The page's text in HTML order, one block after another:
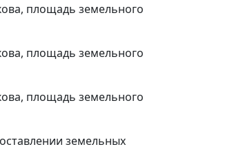
площадь земельного
площадь земельного
площадь земельного
земельных